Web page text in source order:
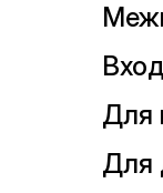
Для
Для